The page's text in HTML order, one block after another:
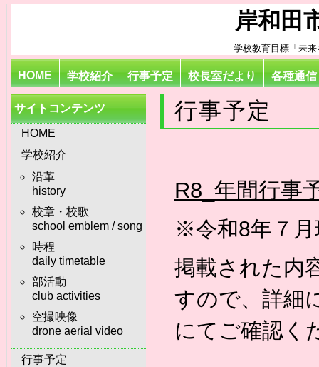
岸和田
学校教育目標「未
HOME 学校紹介 行事予定 校長室だより 各種通信
サイトコンテンツ
HOME
学校紹介
沿革
history
校章・校歌
school emblem / song
時程
daily timetable
部活動
club activities
空撮映像
drone aerial video
行事予定
行事予定
R8_年間行事
※令和8年７月
掲載された内
すので、詳細
にてご確認く